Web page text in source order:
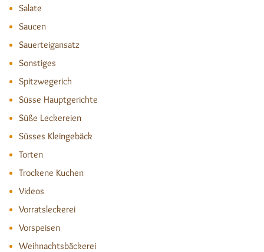
Salate
Saucen
Sauerteigansatz
Sonstiges
Spitzwegerich
Süsse Hauptgerichte
Süße Leckereien
Süsses Kleingebäck
Torten
Trockene Kuchen
Videos
Vorratsleckerei
Vorspeisen
Weihnachtsbäckerei